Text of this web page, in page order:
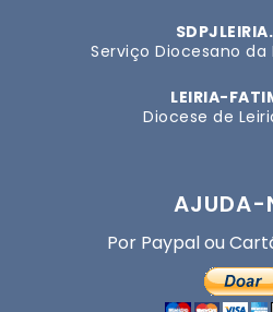
Serviço Diocesano da
LEIRIA-
Diocese de
AJUDA-
Por Paypal ou